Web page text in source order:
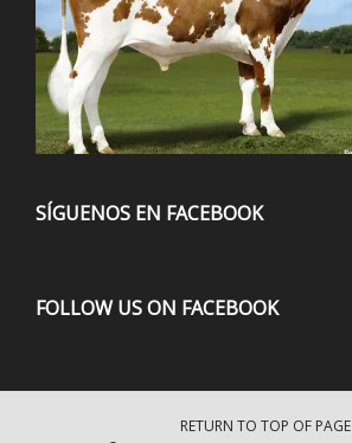
SÍGUENOS EN FACEBOOK
FOLLOW US ON FACEBOOK
RETURN TO TOP OF PAGE